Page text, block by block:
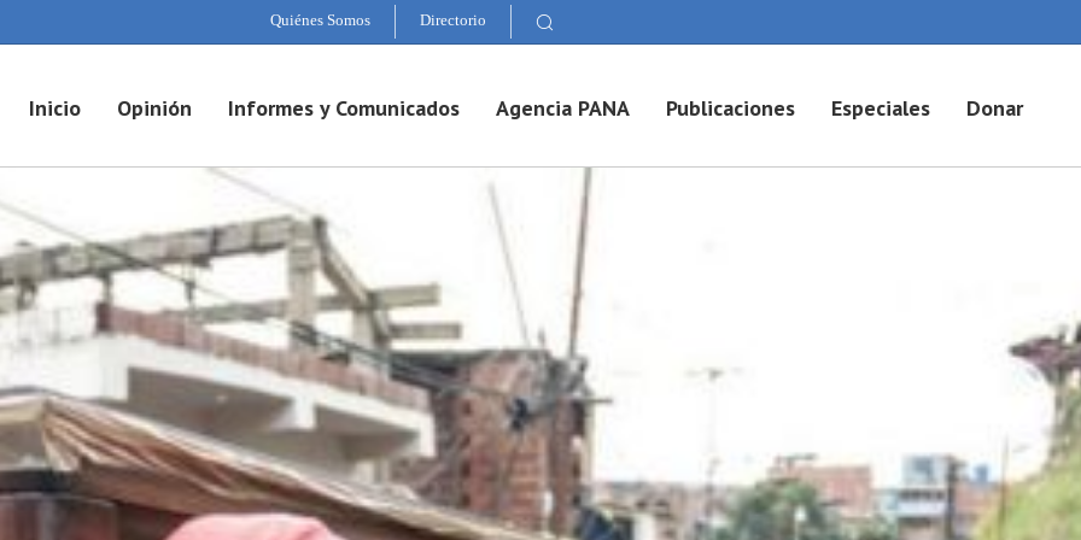
Quiénes Somos Directorio
Inicio Opinión Informes y Comunicados Agencia PANA Publicaciones Especiales Donar